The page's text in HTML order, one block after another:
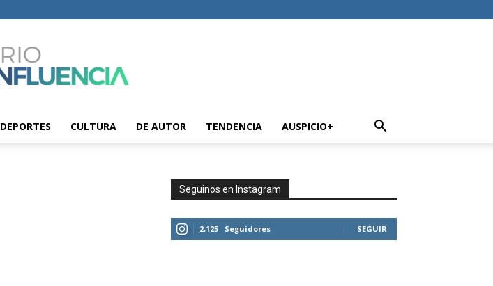
Diario
DEPORTES CULTURA DE AUTOR TENDENCIA AUSPICIO+
Seguinos en Instagram
2,125 Seguidores SEGUIR